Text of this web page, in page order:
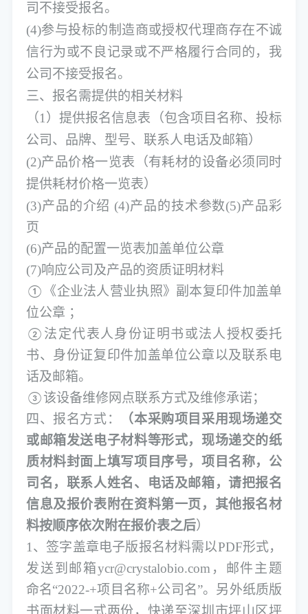
司不接受报名。
(4)参与投标的制造商或授权代理商存在不诚
信行为或不良记录或不严格履行合同的，我
公司不接受报名。
三、报名需提供的相关材料
（1）提供报名信息表（包含项目名称、投标
公司、品牌、型号、联系人电话及邮箱）
(2)产品价格一览表（有耗材的设备必须同时
提供耗材价格一览表）
(3)产品的介绍 (4)产品的技术参数(5)产品彩
页
(6)产品的配置一览表加盖单位公章
(7)响应公司及产品的资质证明材料
①
《企业法人营业执照》副本复印件加盖单
位公章 ；
② 法定代表人身份证明书或法人授权委托
书、身份证复印件加盖单位公章以及联系电
话及邮箱。
③ 该设备维修网点联系方式及维修承诺；
四、报名方式：
（本采购项目采用现场递交
或邮箱发送电子材料等形式，现场递交的纸
质材料封面上填写项目序号，项目名称，公
司名，联系人姓名、电话及邮箱，请把报名
信息及报价表附在资料第一页，其他报名材
料按顺序依次附在报价表之后）
1、签字盖章电子版报名材料需以PDF形式，
发送到邮箱ycr@crystalobio.com ，邮件主题
命名“2022-+项目名称+公司名”。另外纸质版
书面材料一式两份，快递至深圳市坪山区坪